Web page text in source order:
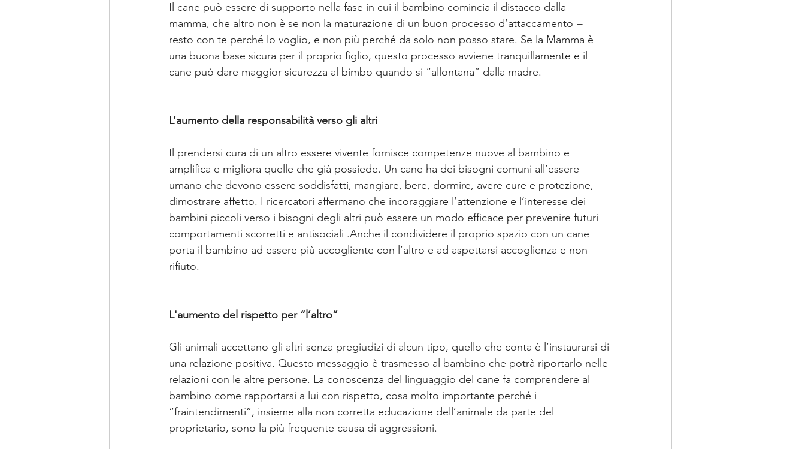
Il cane può essere di supporto nella fase in cui il bambino comincia il distacco dalla
mamma, che altro non è se non la maturazione di un buon processo d’attaccamento =
resto con te perché lo voglio, e non più perché da solo non posso stare. Se la Mamma è
una buona base sicura per il proprio figlio, questo processo avviene tranquillamente e il
cane può dare maggior sicurezza al bimbo quando si “allontana” dalla madre.
L’aumento della responsabilità verso gli altri
Il prendersi cura di un altro essere vivente fornisce competenze nuove al bambino e
amplifica e migliora quelle che già possiede. Un cane ha dei bisogni comuni all’essere
umano che devono essere soddisfatti, mangiare, bere, dormire, avere cure e protezione,
dimostrare affetto. I ricercatori affermano che incoraggiare l’attenzione e l’interesse dei
bambini piccoli verso i bisogni degli altri può essere un modo efficace per prevenire futuri
comportamenti scorretti e antisociali .Anche il condividere il proprio spazio con un cane
porta il bambino ad essere più accogliente con l’altro e ad aspettarsi accoglienza e non
rifiuto.
L'aumento del rispetto per “l’altro”
Gli animali accettano gli altri senza pregiudizi di alcun tipo, quello che conta è l’instaurarsi di
una relazione positiva. Questo messaggio è trasmesso al bambino che potrà riportarlo nelle
relazioni con le altre persone. La conoscenza del linguaggio del cane fa comprendere al
bambino come rapportarsi a lui con rispetto, cosa molto importante perché i
“fraintendimenti”, insieme alla non corretta educazione dell’animale da parte del
proprietario, sono la più frequente causa di aggressioni.